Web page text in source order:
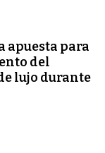
apuesta para
del
lujo durante